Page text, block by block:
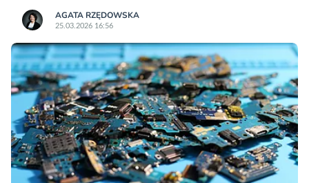
AGATA RZĘDOWSKA
25.03.2026 16:56